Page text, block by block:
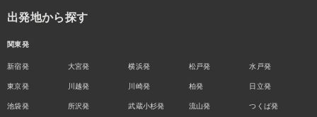
出発地から探す
関東発
新宿発
東京発
池袋発
大宮発
川越発
所沢発
横浜発
川崎発
武蔵小杉発
松戸発
柏発
流山発
水戸発
日立発
つくば発